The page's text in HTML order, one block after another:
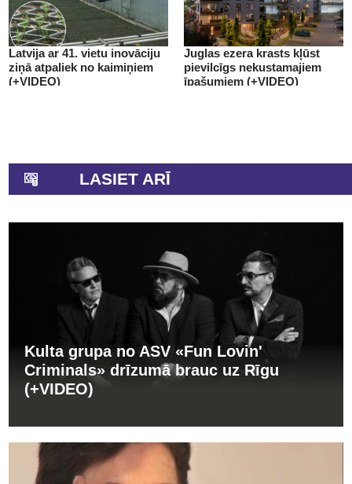
Latvija ar 41. vietu inovāciju
ziņā atpaliek no kaimiņiem
(+VIDEO)
Juglas ezera krasts kļūst
pievilcīgs nekustamajiem
īpašumiem (+VIDEO)
LASIET ARĪ
Kulta grupa no ASV «Fun Lovin'
Criminals» drīzumā brauc uz Rīgu
(+VIDEO)